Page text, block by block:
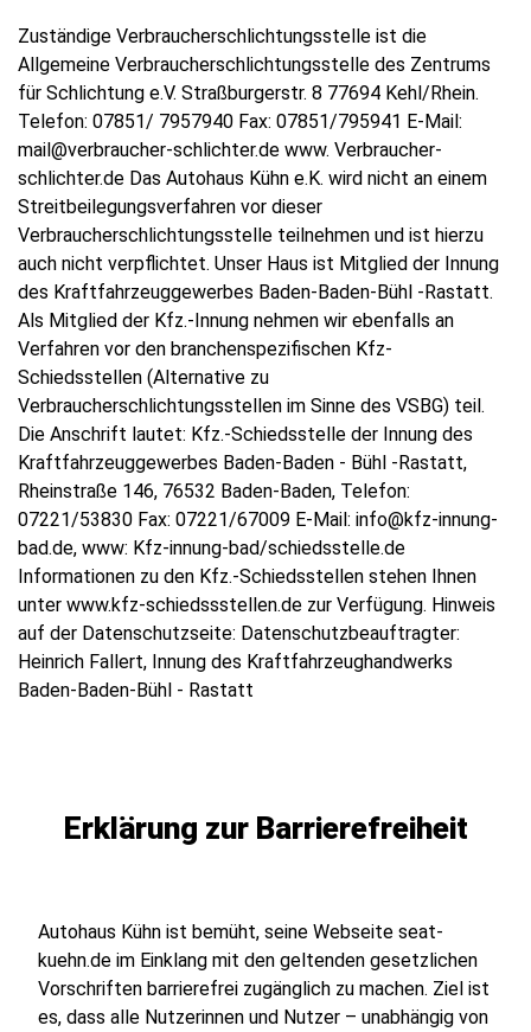
Zuständige Verbraucherschlichtungsstelle ist die
Allgemeine Verbraucherschlichtungsstelle des Zentrums
für Schlichtung e.V. Straßburgerstr. 8 77694 Kehl/Rhein.
Telefon: 07851/ 7957940 Fax: 07851/795941 E-Mail:
mail@verbraucher-schlichter.de www. Verbraucher-
schlichter.de Das Autohaus Kühn e.K. wird nicht an einem
Streitbeilegungsverfahren vor dieser
Verbraucherschlichtungsstelle teilnehmen und ist hierzu
auch nicht verpflichtet. Unser Haus ist Mitglied der Innung
des Kraftfahrzeuggewerbes Baden-Baden-Bühl -Rastatt.
Als Mitglied der Kfz.-Innung nehmen wir ebenfalls an
Verfahren vor den branchenspezifischen Kfz-
Schiedsstellen (Alternative zu
Verbraucherschlichtungsstellen im Sinne des VSBG) teil.
Die Anschrift lautet: Kfz.-Schiedsstelle der Innung des
Kraftfahrzeuggewerbes Baden-Baden - Bühl -Rastatt,
Rheinstraße 146, 76532 Baden-Baden, Telefon:
07221/53830 Fax: 07221/67009 E-Mail: info@kfz-innung-
bad.de, www: Kfz-innung-bad/schiedsstelle.de
Informationen zu den Kfz.-Schiedsstellen stehen Ihnen
unter www.kfz-schiedssstellen.de zur Verfügung. Hinweis
auf der Datenschutzseite: Datenschutzbeauftragter:
Heinrich Fallert, Innung des Kraftfahrzeughandwerks
Baden-Baden-Bühl - Rastatt
Erklärung zur Barrierefreiheit
Autohaus Kühn ist bemüht, seine Webseite seat-
kuehn.de im Einklang mit den geltenden gesetzlichen
Vorschriften barrierefrei zugänglich zu machen. Ziel ist
es, dass alle Nutzerinnen und Nutzer – unabhängig von